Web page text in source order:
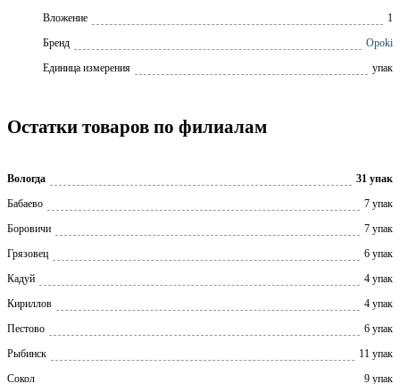
Вложение
1
Бренд
Opoki
Единица измерения
упак
Остатки товаров по филиалам
Вологда
31 упак
Бабаево
7 упак
Боровичи
7 упак
Грязовец
6 упак
Кадуй
4 упак
Кириллов
4 упак
Пестово
6 упак
Рыбинск
11 упак
Сокол
9 упак